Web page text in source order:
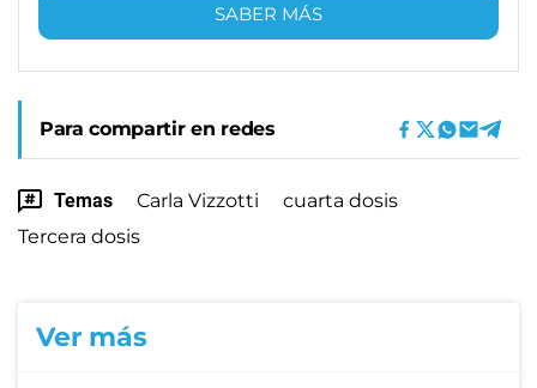
SABER MÁS
Para compartir en redes
Temas Carla Vizzotti
cuarta dosis
Tercera dosis
Ver más